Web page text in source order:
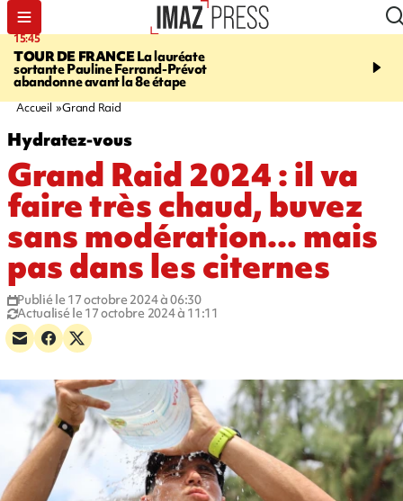
15:45
TOUR DE FRANCELa lauréate
sortante Pauline Ferrand-Prévot
abandonne avant la 8e étape
20:17
routière, concours de
Accueil Grand Raid
Hydratez-vous
Grand Raid 2024 : il va
faire très chaud, buvez
sans modération... mais
pas dans les citernes
Publié le 17 octobre 2024 à 06:30
Actualisé le 17 octobre 2024 à 11:11